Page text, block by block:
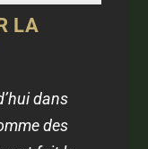
LA
dans
des